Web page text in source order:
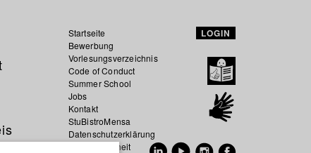
Startseite
Bewerbung
Vorlesungsverzeichnis
Code of Conduct
Summer School
Jobs
Kontakt
StuBistroMensa
Datenschutzerklärung
Datensicherheit
LOGIN